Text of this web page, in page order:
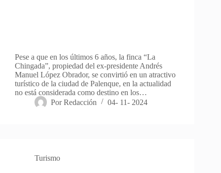
Pese a que en los últimos 6 años, la finca “La
Chingada”, propiedad del ex-presidente Andrés
Manuel López Obrador, se convirtió en un atractivo
turístico de la ciudad de Palenque, en la actualidad
no está considerada como destino en los…
Por Redacción 04- 11- 2024
Turismo